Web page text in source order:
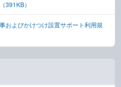
（391KB）
およびかけつけ設置サポート利用規